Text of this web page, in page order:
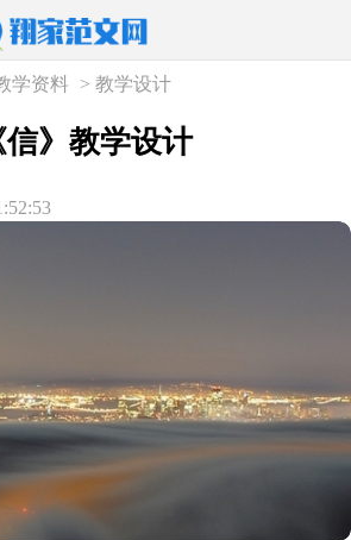
学资料 >教学设计
信》教学设计